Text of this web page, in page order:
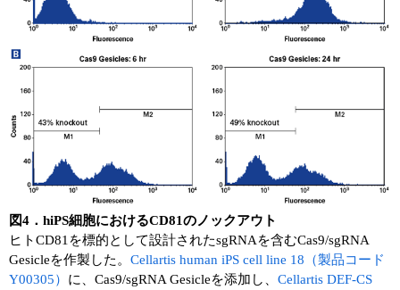
図4．hiPS細胞におけるCD81のノックアウト
ヒトCD81を標的として設計されたsgRNAを含むCas9/sgRNA
Gesicleを作製した。 Cellartis human iPS cell line 18（製品コード
Y00305） に、Cas9/sgRNA Gesicleを添加し、 Cellartis DEF-CS